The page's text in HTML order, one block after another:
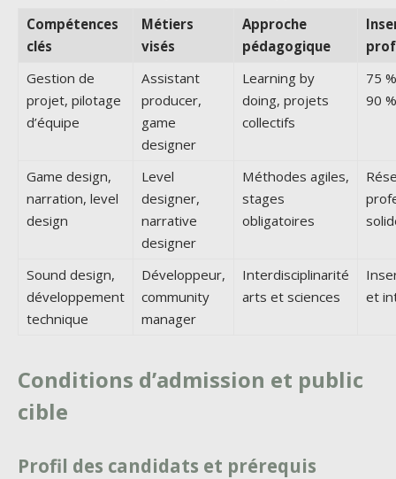
Compétences
clés
Métiers
visés
Approche
pédagogique
Gestion de
projet, pilotage
d’équipe
Assistant
producer,
game
designer
Learning by
doing, projets
collectifs
75
90
Game design,
narration, level
design
Level
designer,
narrative
designer
Méthodes agiles,
stages
obligatoires
Sound design,
développement
technique
Développeur,
community
manager
Interdisciplinarité
arts et sciences
et
Conditions d’admission et public
cible
Profil des candidats et prérequis